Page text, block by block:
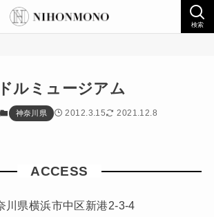
検索
ルミュージアム
神奈川県 2012.3.15 2021.12.8
ACCESS
川県横浜市中区新港2-3-4